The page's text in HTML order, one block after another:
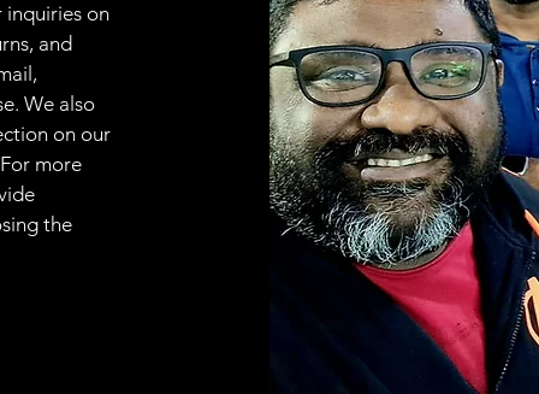
inquiries on
and
We also
on our
more
the